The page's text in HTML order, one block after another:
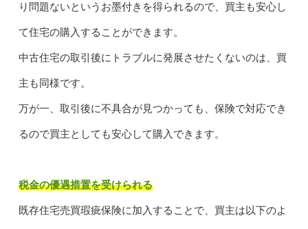
り問題ないというお墨付きを得られるので、買主も安心し
て住宅の購入することができます。
中古住宅の取引後にトラブルに発展させたくないのは、買
主も同様です。
万が一、取引後に不具合が見つかっても、保険で対応でき
るので買主としても安心して購入できます。
税金の優遇措置を受けられる
既存住宅売買瑕疵保険に加入することで、買主は以下のよ